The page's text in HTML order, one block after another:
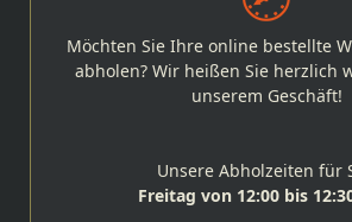
Möchten Sie Ihre online bestellte
abholen? Wir heißen Sie herzlich
unserem Geschäft!
Unsere Abholzeiten für
Freitag von 12:00 bis